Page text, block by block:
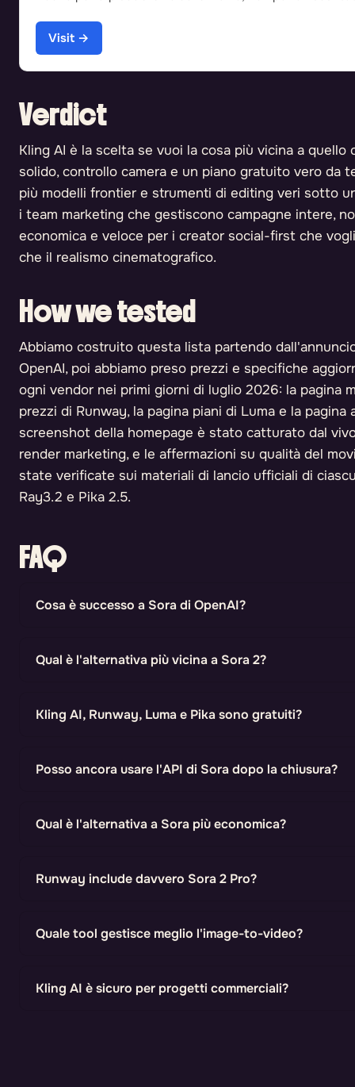
Visit →
Verdict
Kling AI è la scelta se vuoi la cosa più vicina a quello
solido, controllo camera e un piano gratuito vero da
più modelli frontier e strumenti di editing veri sotto
i team marketing che gestiscono campagne intere,
economica e veloce per i creator social-first che
che il realismo cinematografico.
How we tested
Abbiamo costruito questa lista partendo
OpenAI, poi abbiamo preso prezzi e specifiche
ogni vendor nei primi giorni di luglio 2026: la pagina
prezzi di Runway, la pagina piani di Luma e la pagina
screenshot della homepage è stato catturato dal
render marketing, e le affermazioni su qualità del
state verificate sui materiali di lancio ufficiali di
Ray3.2 e Pika 2.5.
FAQ
Cosa è successo a Sora di OpenAI?
Qual è l'alternativa più vicina a Sora 2?
Kling AI, Runway, Luma e Pika sono gratuiti?
Posso ancora usare l'API di Sora dopo la chiusura?
Qual è l'alternativa a Sora più economica?
Runway include davvero Sora 2 Pro?
Quale tool gestisce meglio l'image-to-video?
Kling AI è sicuro per progetti commerciali?